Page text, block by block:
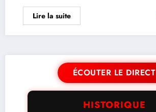
Lire la suite
ÉCOUTER LE DIRECT
HISTORIQUE